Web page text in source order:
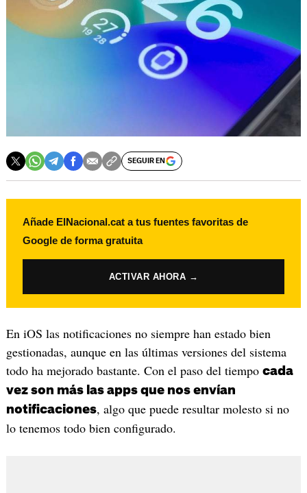
SEGUIR EN
Añade ElNacional.cat a tus fuentes favoritas de
Google de forma gratuita
ACTIVAR AHORA →
En iOS las notificaciones no siempre han estado bien
gestionadas, aunque en las últimas versiones del sistema
todo ha mejorado bastante. Con el paso del tiempo cada
vez son más las apps que nos envían
notificaciones, algo que puede resultar molesto si no
lo tenemos todo bien configurado.